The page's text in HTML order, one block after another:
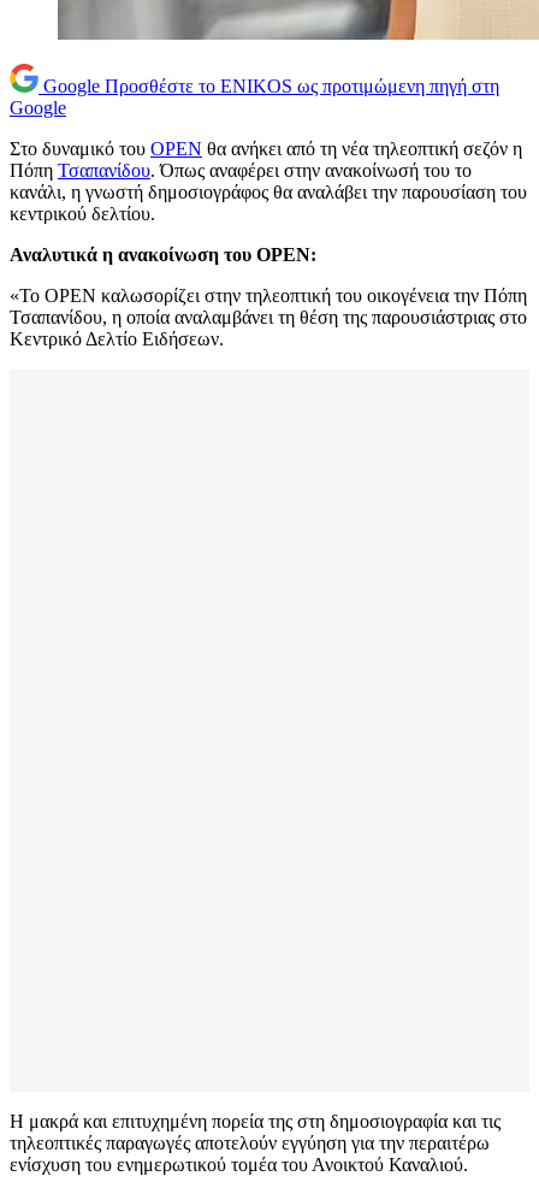
Google Προσθέστε το ENIKOS ως προτιμώμενη πηγή στη
Google
Στο δυναμικό του OPEN θα ανήκει από τη νέα τηλεοπτική σεζόν η
Πόπη Τσαπανίδου. Όπως αναφέρει στην ανακοίνωσή του το
κανάλι, η γνωστή δημοσιογράφος θα αναλάβει την παρουσίαση του
κεντρικού δελτίου.
Αναλυτικά η ανακοίνωση του OPEN:
«Το OPEN καλωσορίζει στην τηλεοπτική του οικογένεια την Πόπη
Τσαπανίδου, η οποία αναλαμβάνει τη θέση της παρουσιάστριας στο
Κεντρικό Δελτίο Ειδήσεων.
Η μακρά και επιτυχημένη πορεία της στη δημοσιογραφία και τις
τηλεοπτικές παραγωγές αποτελούν εγγύηση για την περαιτέρω
ενίσχυση του ενημερωτικού τομέα του Ανοικτού Καναλιού.